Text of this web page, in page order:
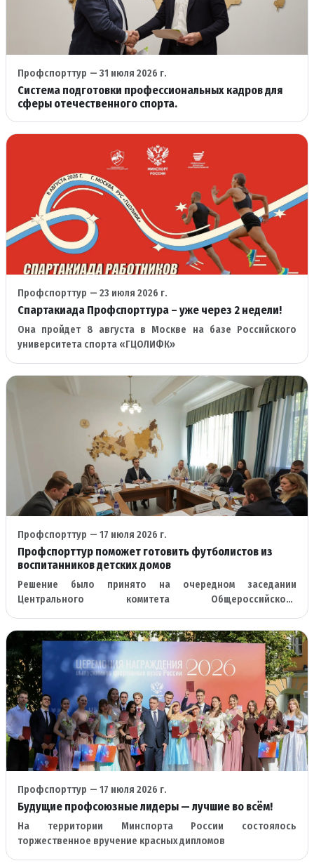
Профспорттур — 31 июля 2026 г.
Система подготовки профессиональных кадров для
сферы отечественного спорта.
Профспорттур — 23 июля 2026 г.
Спартакиада Профспорттура – уже через 2 недели!
Она пройдет 8 августа в Москве на базе Российского
университета спорта «ГЦОЛИФК»
Профспорттур — 17 июля 2026 г.
Профспорттур поможет готовить футболистов из
воспитанников детских домов
Решение было принято на очередном заседании
Центрального комитета Общероссийского
культуры
Профспорттур — 17 июля 2026 г.
Будущие профсоюзные лидеры — лучшие во всём!
На территории Минспорта России состоялось
торжественное вручение красных дипломов